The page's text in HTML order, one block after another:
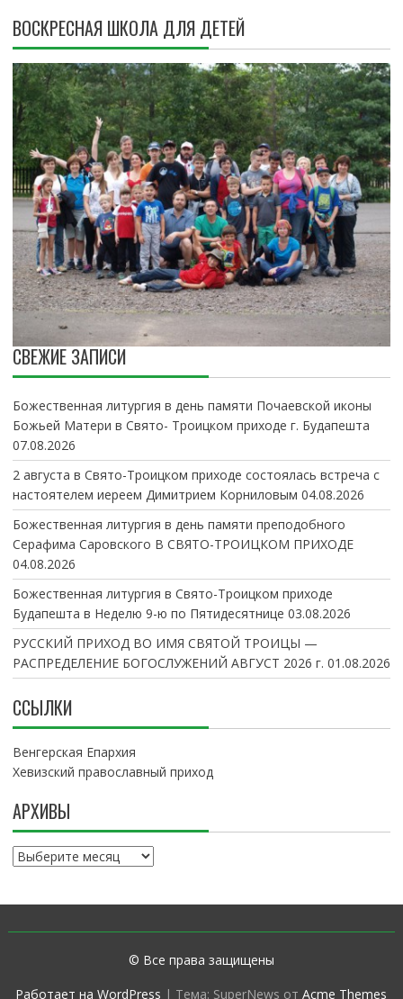
ВОСКРЕСНАЯ ШКОЛА ДЛЯ ДЕТЕЙ
СВЕЖИЕ ЗАПИСИ
Божественная литургия в день памяти Почаевской иконы
Божьей Матери в Свято- Троицком приходе г. Будапешта
07.08.2026
2 августа в Свято-Троицком приходе состоялась встреча с
настоятелем иереем Димитрием Корниловым 04.08.2026
Божественная литургия в день памяти преподобного
Серафима Саровского В СВЯТО-ТРОИЦКОМ ПРИХОДЕ
04.08.2026
Божественная литургия в Свято-Троицком приходе
Будапешта в Неделю 9-ю по Пятидесятнице 03.08.2026
РУССКИЙ ПРИХОД ВО ИМЯ СВЯТОЙ ТРОИЦЫ —
РАСПРЕДЕЛЕНИЕ БОГОСЛУЖЕНИЙ АВГУСТ 2026 г. 01.08.2026
ССЫЛКИ
Венгерская Епархия
Хевизский православный приход
АРХИВЫ
А
в
© Все права защищены
Работает на WordPress | Тема: SuperNews отAcme Themes